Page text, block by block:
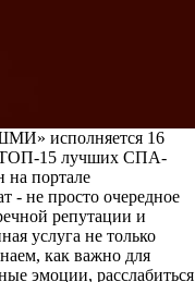
исполняется 16
ТОП-15 лучших СПА-
на портале
- не просто очередное
репутации и
услуга не только
как важно для
эмоции, расслабиться